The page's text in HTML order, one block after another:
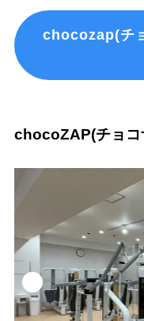
chocozap(チ
chocoZAP(チョコ